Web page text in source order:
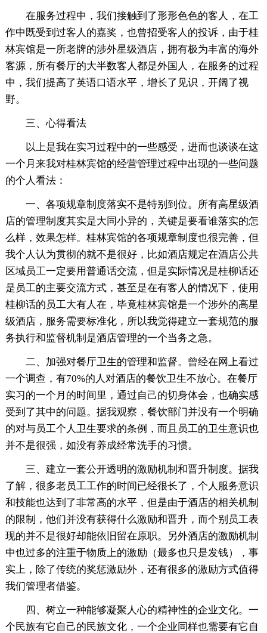
在服务过程中，我们接触到了形形色色的客人，在工
作中既受到过客人的嘉奖，也曾招受客人的投诉，由于桂
林宾馆是一所老牌的涉外星级酒店，拥有极为丰富的海外
客源，所有餐厅的大半数客人都是外国人，在服务的过程
中，我们提高了英语口语水平，增长了见识，开阔了视
野。
三、心得看法
以上是我在实习过程中的一些感受，进而也谈谈在这
一个月来我对桂林宾馆的经营管理过程中出现的一些问题
的个人看法：
一、各项规章制度落实不是特别到位。所有高星级酒
店的管理制度其实是大同小异的，关键是要看谁落实的怎
么样，效果怎样。桂林宾馆的各项规章制度也很完善，但
我个人认为贯彻的就不是很好，比如酒店规定在酒店公共
区域员工一定要用普通话交流，但是实际情况是桂柳话还
是员工的主要交流方式，甚至是在有客人的情况下，使用
桂柳话的员工大有人在，毕竟桂林宾馆是一个涉外的高星
级酒店，服务需要标准化，所以我觉得建立一套规范的服
务执行和监督机制是酒店管理的一个当务之急。
二、加强对餐厅卫生的管理和监督。曾经在网上看过
一个调查，有70%的人对酒店的餐饮卫生不放心。在餐厅
实习的一个月的时间里，通过自己的切身体会，也确实感
受到了其中的问题。据我观察，餐饮部门并没有一个明确
的对与员工个人卫生要求的条例，而且员工的卫生意识也
并不是很强，如没有养成经常洗手的习惯。
三、建立一套公开透明的激励机制和晋升制度。据我
了解，很多老员工工作的时间已经很长了，个人服务意识
和技能也达到了非常高的水平，但是由于酒店的相关机制
的限制，他们并没有获得什么激励和晋升，而个别员工表
现的并不是很好却能依旧留在原职。另外酒店的激励机制
中也过多的注重于物质上的激励（最多也只是发钱），事
实上，除了传统的奖惩激励外，还有很多的激励方式值得
我们管理者借鉴。
四、树立一种能够凝聚人心的精神性的企业文化。一
个民族有它自己的民族文化，一个企业同样也需要有它自